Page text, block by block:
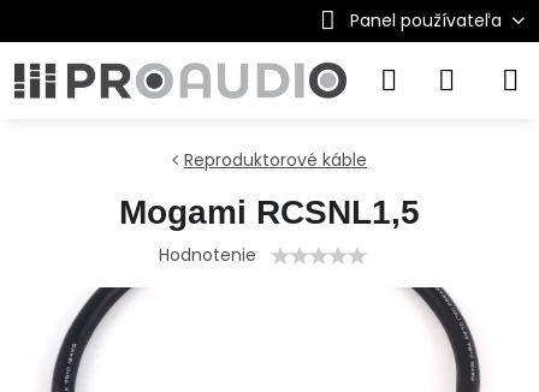
Panel používateľa
Reproduktorové káble
Mogami RCSNL1,5
Hodnotenie